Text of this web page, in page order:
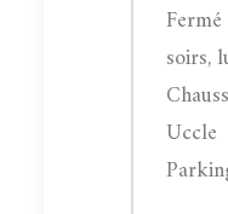
soirs,
Uccle